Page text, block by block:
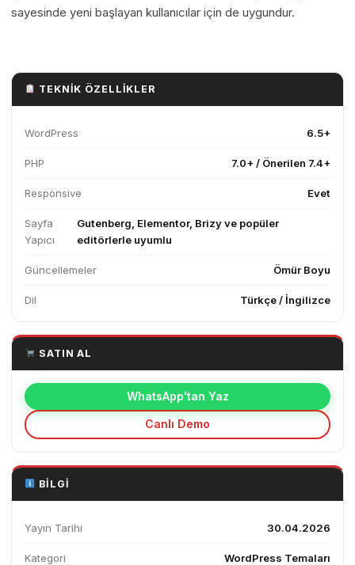
sayesinde yeni başlayan kullanıcılar için de uygundur.
TEKNIK ÖZELLIKLER
WordPress 6.5+
PHP 7.0+ / Önerilen 7.4+
Responsive Evet
Sayfa
Yapıcı
Gutenberg, Elementor, Brizy ve popüler
editörlerle uyumlu
Güncellemeler Ömür Boyu
Dil Türkçe / İngilizce
SATIN AL
WhatsApp'tan Yaz
Canlı Demo
BILGI
Yayın Tarihi 30.04.2026
Kategori WordPress Temaları